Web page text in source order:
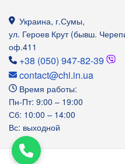
Украина, г.Сумы,
ул. Героев Крут (бывш.
оф.411
+38 (050) 947-82-39
contact@chi.in.ua
Время работы:
Пн-Пт: 9:00 – 19:00
Сб: 10:00 – 14:00
Вс: выходной